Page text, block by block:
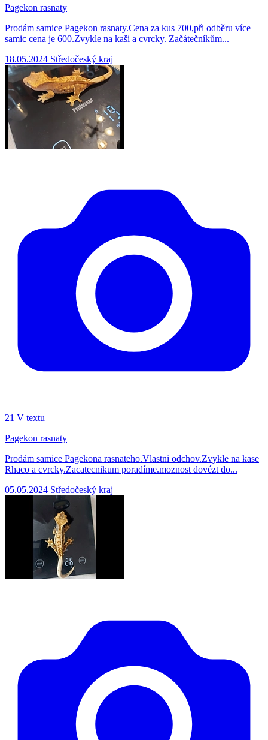
Pagekon rasnaty
Prodám samice Pagekon rasnaty.Cena za kus 700,při odběru více
samic cena je 600.Zvykle na kaši a cvrcky. Začátečníkům...
18.05.2024 Středočeský kraj
21 V textu
Pagekon rasnaty
Prodám samice Pagekona rasnateho.Vlastni odchov.Zvykle na kase
Rhaco a cvrcky.Zacatecnikum poradíme.moznost dovézt do...
05.05.2024 Středočeský kraj